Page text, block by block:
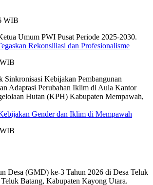
WIB
Rekonsiliasi dan Profesionalisme
Gender dan Iklim di Mempawah